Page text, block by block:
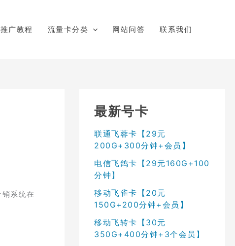
推广教程 流量卡分类 网站问答 联系我们
系统在
最新号卡
联通飞蓉卡【29元
200G+300分钟+会员】
电信飞鸽卡【29元160G+100
分钟】
移动飞雀卡【20元
150G+200分钟+会员】
移动飞转卡【30元
350G+400分钟+3个会员】